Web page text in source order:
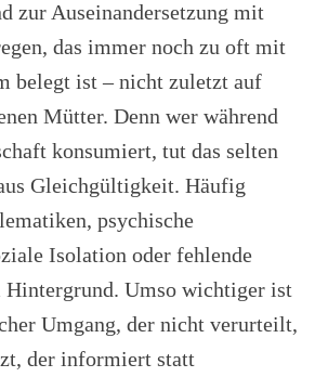
zur Auseinandersetzung mit
das immer noch zu oft mit
belegt ist – nicht zuletzt auf
Mütter. Denn wer während
konsumiert, tut das selten
Gleichgültigkeit. Häufig
psychische
Isolation oder fehlende
Umso wichtiger ist
Umgang, der nicht verurteilt,
der informiert statt